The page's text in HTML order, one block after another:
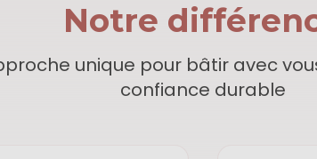
Notre
unique pour bâtir avec
confiance durable